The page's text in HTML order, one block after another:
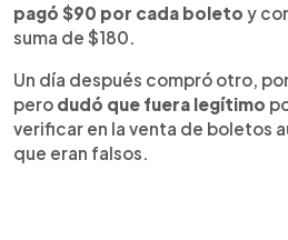
pagó $90 por cada boleto y
suma de $180.
Un día después compró otro,
pero dudó que fuera legítimo
verificar en la venta de boletos
que eran falsos.